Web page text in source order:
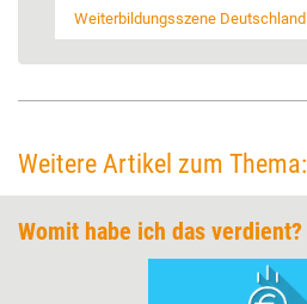
Weiterbildungsszene Deutschland
Weitere Artikel zum Thema:
Womit habe ich das verdient?